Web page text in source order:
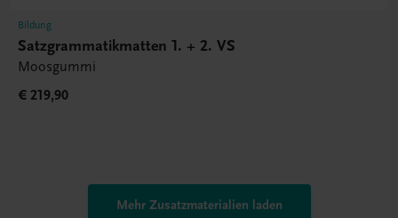
Bildung
Satzgrammatikmatten 1. + 2. VS
Moosgummi
€ 219,90
Mehr Zusatzmaterialien laden